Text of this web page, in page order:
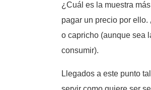
¿Cuál es la muestra
pagar un precio por
o capricho (aunque sea
consumir).
Llegados a este punto